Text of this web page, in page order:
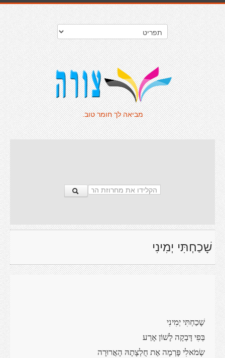
מביאה לך חומר טוב.
שָׁכַחְתִּי יְמִינִי
שָׁכַחְתִּי יְמִינִי
בְּפִי דָּבְקָה לָשׁוֹן אָרַע
שְׂמֹאלִי פָּרְמָה אֶת חֻלְצָתָהּ הָאֲרוּרָה